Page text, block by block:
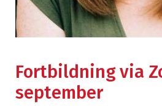
Fortbildning via
september